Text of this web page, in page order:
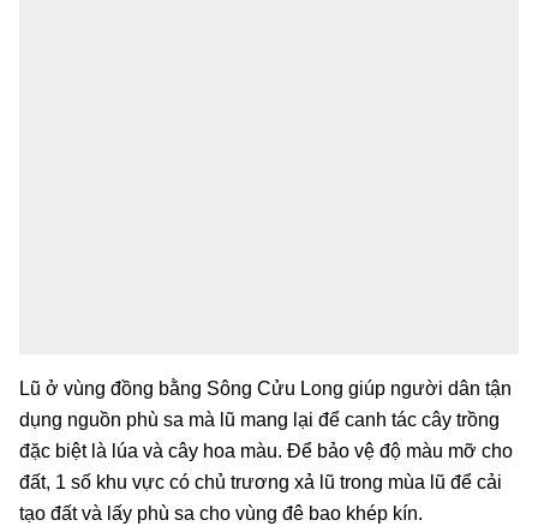
Lũ ở vùng đồng bằng Sông Cửu Long giúp người dân tận
dụng nguồn phù sa mà lũ mang lại để canh tác cây trồng
đặc biệt là lúa và cây hoa màu. Để bảo vệ độ màu mỡ cho
đất, 1 số khu vực có chủ trương xả lũ trong mùa lũ để cải
tạo đất và lấy phù sa cho vùng đê bao khép kín.